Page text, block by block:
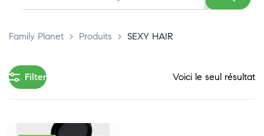
Family Planet > Produits > SEXY HAIR
Filter Voici le seul résultat